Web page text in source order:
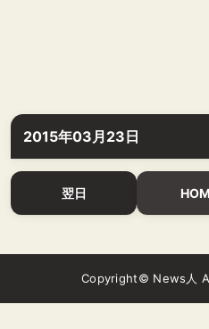
2015年03月23日
翌日
Copyright© News人